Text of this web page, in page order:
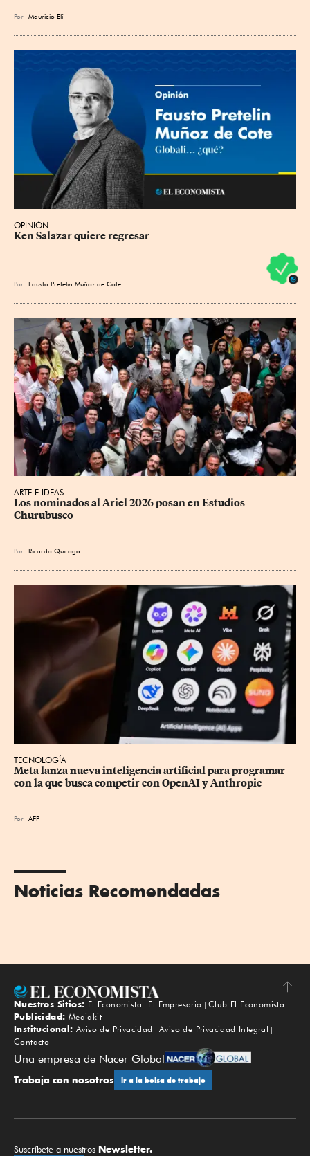
Por Mauricio Elí
OPINIÓN
Ken Salazar quiere regresar
Por Fausto Pretelin Muñoz de Cote
ARTE E IDEAS
Los nominados al Ariel 2026 posan en Estudios
Churubusco
Por Ricardo Quiroga
TECNOLOGÍA
Meta lanza nueva inteligencia artificial para programar
con la que busca competir con OpenAI y Anthropic
Por AFP
Noticias Recomendadas
Subir
Nuestros Sitios: El Economista El Empresario
Club El Economista
Publicidad: Mediakit
Institucional: Aviso de Privacidad
Aviso de Privacidad Integral
Contacto
Una empresa de Nacer Global
Trabaja con nosotros Ir a la bolsa de trabajo
Suscríbete a nuestros Newsletter.